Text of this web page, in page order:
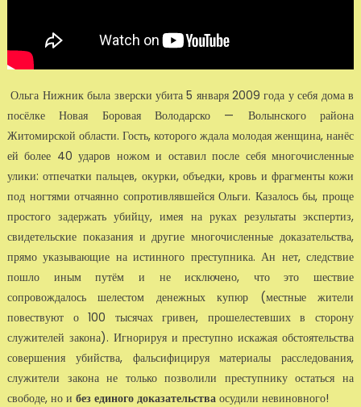
Ольга Нижник была зверски убита 5 января 2009 года у себя дома в
посёлке Новая Боровая Володарско — Волынского района
Житомирской области. Гость, которого ждала молодая женщина, нанёс
ей более 40 ударов ножом и оставил после себя многочисленные
улики: отпечатки пальцев, окурки, объедки, кровь и фрагменты кожи
под ногтями отчаянно сопротивлявшейся Ольги. Казалось бы, проще
простого задержать убийцу, имея на руках результаты экспертиз,
свидетельские показания и другие многочисленные доказательства,
прямо указывающие на истинного преступника. Ан нет, следствие
пошло иным путём и не исключено, что это шествие
сопровождалось шелестом денежных купюр (местные жители
повествуют о 100 тысячах гривен, прошелестевших в сторону
служителей закона). Игнорируя и преступно искажая обстоятельства
совершения убийства, фальсифицируя материалы расследования,
служители закона не только позволили преступнику остаться на
свободе, но и без единого доказательстваосудили невиновного!